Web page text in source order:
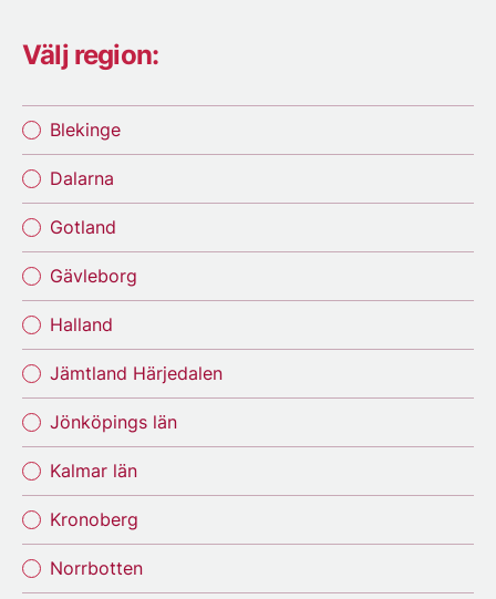
Välj region:
Blekinge
Dalarna
Gotland
Gävleborg
Halland
Jämtland Härjedalen
Jönköpings län
Kalmar län
Kronoberg
Norrbotten